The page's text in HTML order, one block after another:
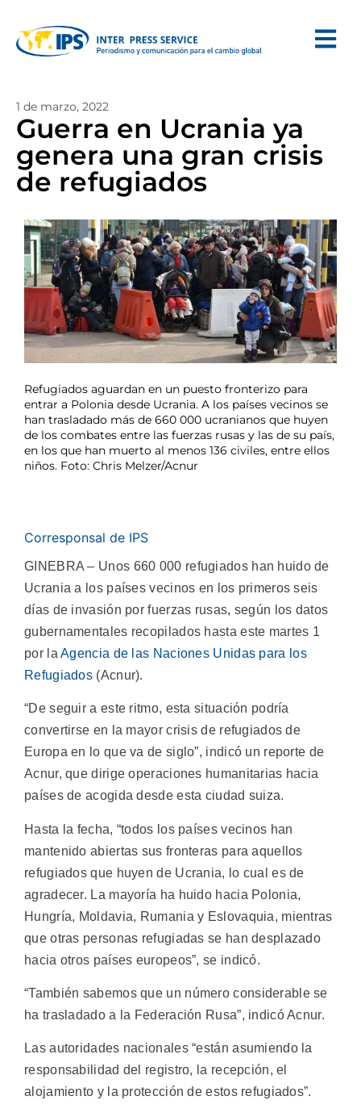
1 de marzo, 2022
Guerra en Ucrania ya
genera una gran crisis
de refugiados
Refugiados aguardan en un puesto fronterizo para
entrar a Polonia desde Ucrania. A los países vecinos se
han trasladado más de 660 000 ucranianos que huyen
de los combates entre las fuerzas rusas y las de su país,
en los que han muerto al menos 136 civiles, entre ellos
niños. Foto: Chris Melzer/Acnur
Corresponsal de IPS
GINEBRA – Unos 660 000 refugiados han huido de
Ucrania a los países vecinos en los primeros seis
días de invasión por fuerzas rusas, según los datos
gubernamentales recopilados hasta este martes 1
por laAgencia de las Naciones Unidas para los
Refugiados (Acnur).
“De seguir a este ritmo, esta situación podría
convertirse en la mayor crisis de refugiados de
Europa en lo que va de siglo”, indicó un reporte de
Acnur, que dirige operaciones humanitarias hacia
países de acogida desde esta ciudad suiza.
Hasta la fecha, “todos los países vecinos han
mantenido abiertas sus fronteras para aquellos
refugiados que huyen de Ucrania, lo cual es de
agradecer. La mayoría ha huido hacia Polonia,
Hungría, Moldavia, Rumania y Eslovaquia, mientras
que otras personas refugiadas se han desplazado
hacia otros países europeos”, se indicó.
“También sabemos que un número considerable se
ha trasladado a la Federación Rusa”, indicó Acnur.
Las autoridades nacionales “están asumiendo la
responsabilidad del registro, la recepción, el
alojamiento y la protección de estos refugiados”.